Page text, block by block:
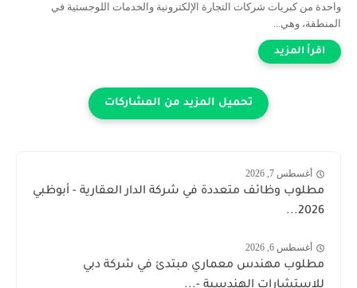
واحدة من كبريات شركات التجارة الإلكترونية والخدمات اللوجستية في
المنطقة، وهي...
أغسطس 7, 2026
مطلوب وظائف متعددة في شركة الدار العقارية - أبوظبي
2026...
أغسطس 6, 2026
مطلوب مهندس معماري مبتدئ في شركة دبي